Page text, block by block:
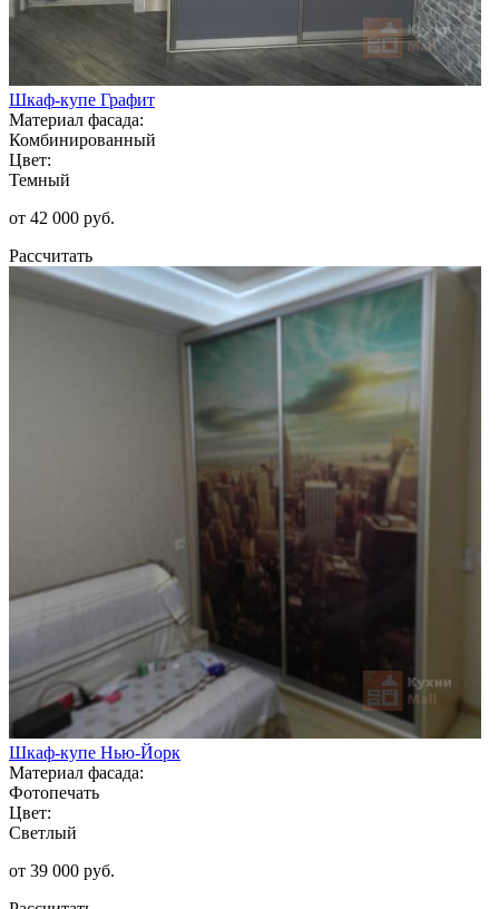
Шкаф-купе Графит
Материал фасада:
Комбинированный
Цвет:
Темный
от 42 000 руб.
Рассчитать
Шкаф-купе Нью-Йорк
Материал фасада:
Фотопечать
Цвет:
Светлый
от 39 000 руб.